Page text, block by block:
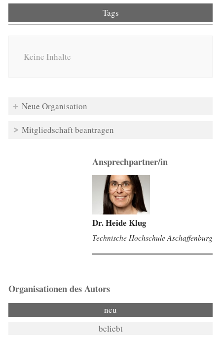
Tags
Keine Inhalte
Neue Organisation
Mitgliedschaft beantragen
Ansprechpartner/in
Dr. Heide Klug
Technische Hochschule Aschaffenburg
Organisationen des Autors
neu
beliebt